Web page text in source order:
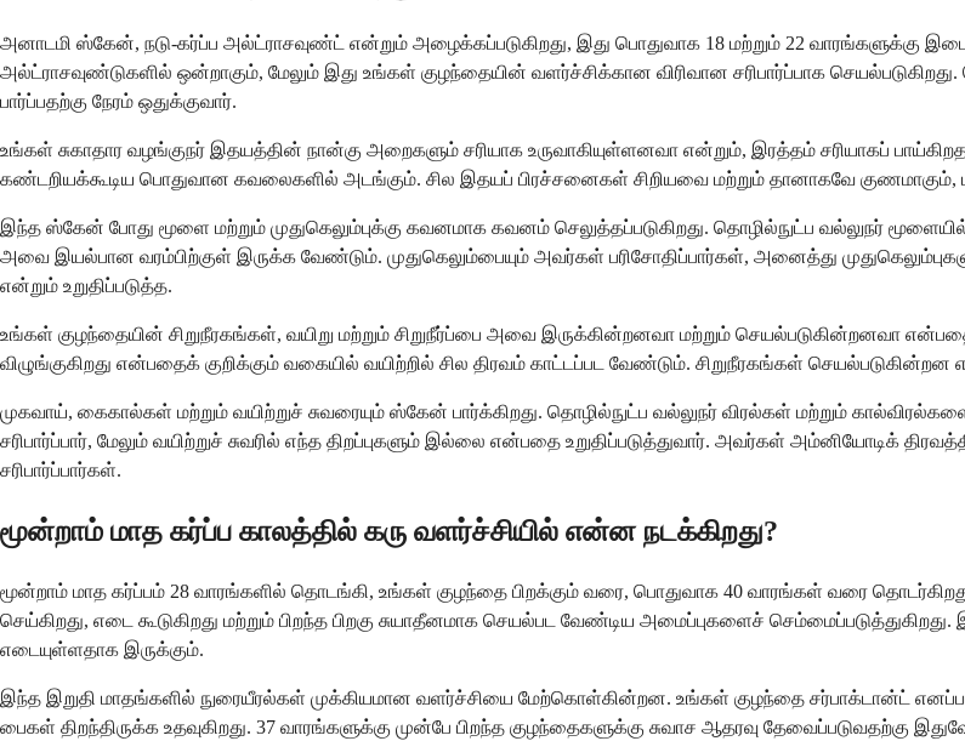
அனாடமி ஸ்கேன், நடு-கர்ப்ப அல்ட்ராசவுண்ட் என்றும் அழைக்கப்படுகிறது, இது பொதுவாக 18 மற்றும் 22 வாரங்களுக்கு
அல்ட்ராசவுண்டுகளில் ஒன்றாகும், மேலும் இது உங்கள் குழந்தையின் வளர்ச்சிக்கான விரிவான சரிபார்ப்பாக
பார்ப்பதற்கு நேரம் ஒதுக்குவார்.
உங்கள் சுகாதார வழங்குநர் இதயத்தின் நான்கு அறைகளும் சரியாக உருவாகியுள்ளனவா என்றும், இரத்தம் சரியாகப்
கண்டறியக்கூடிய பொதுவான கவலைகளில் அடங்கும். சில இதயப் பிரச்சனைகள் சிறியவை மற்றும் தானாகவே குணமாகும்,
இந்த ஸ்கேன் போது மூளை மற்றும் முதுகெலும்புக்கு கவனமாக கவனம் செலுத்தப்படுகிறது. தொழில்நுட்ப வல்லுநர்
அவை இயல்பான வரம்பிற்குள் இருக்க வேண்டும். முதுகெலும்பையும் அவர்கள் பரிசோதிப்பார்கள், அனைத்து
என்றும் உறுதிப்படுத்த.
உங்கள் குழந்தையின் சிறுநீரகங்கள், வயிறு மற்றும் சிறுநீர்ப்பை அவை இருக்கின்றனவா மற்றும் செயல்படுகின்றனவா
விழுங்குகிறது என்பதைக் குறிக்கும் வகையில் வயிற்றில் சில திரவம் காட்டப்பட வேண்டும். சிறுநீரகங்கள்
முகவாய், கைகால்கள் மற்றும் வயிற்றுச் சுவரையும் ஸ்கேன் பார்க்கிறது. தொழில்நுட்ப வல்லுநர் விரல்கள் மற்றும்
சரிபார்ப்பார், மேலும் வயிற்றுச் சுவரில் எந்த திறப்புகளும் இல்லை என்பதை உறுதிப்படுத்துவார். அவர்கள் அம்னியோடிக்
சரிபார்ப்பார்கள்.
மூன்றாம் மாத கர்ப்ப காலத்தில் கரு வளர்ச்சியில் என்ன நடக்கிறது?
மூன்றாம் மாத கர்ப்பம் 28 வாரங்களில் தொடங்கி, உங்கள் குழந்தை பிறக்கும் வரை, பொதுவாக 40 வாரங்கள் வரை
செய்கிறது, எடை கூடுகிறது மற்றும் பிறந்த பிறகு சுயாதீனமாக செயல்பட வேண்டிய அமைப்புகளைச்
எடையுள்ளதாக இருக்கும்.
இந்த இறுதி மாதங்களில் நுரையீரல்கள் முக்கியமான வளர்ச்சியை மேற்கொள்கின்றன. உங்கள் குழந்தை சர்பாக்டான்ட்
பைகள் திறந்திருக்க உதவுகிறது. 37 வாரங்களுக்கு முன்பே பிறந்த குழந்தைகளுக்கு சுவாச ஆதரவு தேவைப்படுவதற்கு